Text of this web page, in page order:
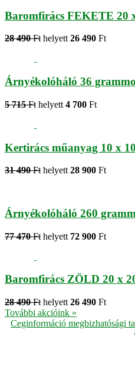
Baromfirács FEKETE 20
28 490 Ft helyett 26 490 Ft
Árnyékolóháló 36
5 715 Ft helyett 4 700 Ft
Kertirács műanyag 10 x
31 490 Ft helyett 28 900 Ft
Árnyékolóháló 260
77 470 Ft helyett 72 900 Ft
Baromfirács ZÖLD 20 x
28 490 Ft helyett 26 490 Ft
További akcióink »
Ceginformáció megbizhatósági